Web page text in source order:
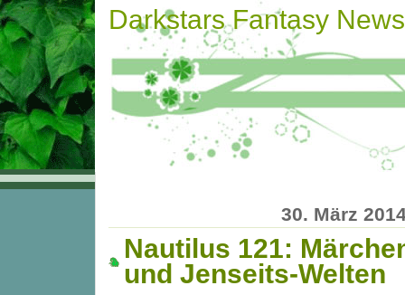
Darkstars Fantasy News
30. März
Nautilus 121:
und Jenseits-Welten